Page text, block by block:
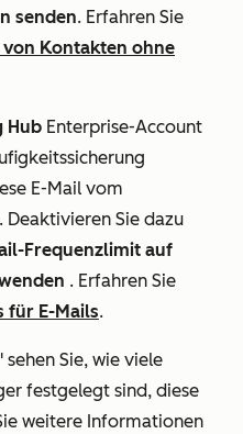
senden. Erfahren Sie
Kontakten ohne
Hub Enterprise-Account
E-Mail vom
Deaktivieren Sie dazu
Frequenzlimit auf
. Erfahren Sie
für E-Mails.
sehen Sie, wie viele
festgelegt sind, diese
weitere Informationen